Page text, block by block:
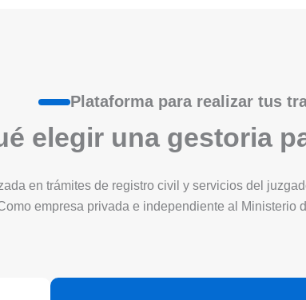
Plataforma para realizar tus
elegir una gestoria
en trámites de registro civil y servicios del
empresa privada e independiente al